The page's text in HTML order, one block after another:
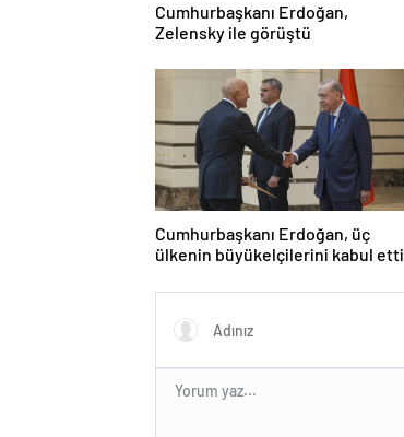
Cumhurbaşkanı Erdoğan,
Zelensky ile görüştü
Cumhurbaşkanı Erdoğan, üç
ülkenin büyükelçilerini kabul etti